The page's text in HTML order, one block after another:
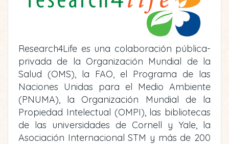
Research4Life es una colaboración pública-
privada de la Organización Mundial de la
Salud (OMS), la FAO, el Programa de las
Naciones Unidas para el Medio Ambiente
(PNUMA), la Organización Mundial de la
Propiedad Intelectual (OMPI), las bibliotecas
de las universidades de Cornell y Yale, la
Asociación Internacional STM y más de 200